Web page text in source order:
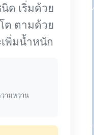
ด เริ่มด้วย
ต ตามด้วย
พิ่มน้ำหนัก
วามหวาน